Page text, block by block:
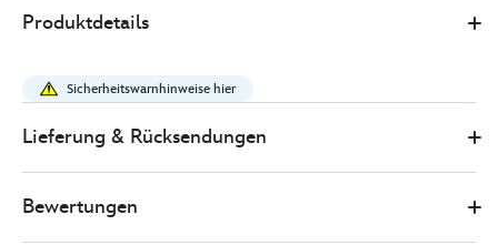
Store
27.00
cars-
Produktdetails
Sicherheitswarnhinweise hier
Lieferung & Rücksendungen
Bewertungen